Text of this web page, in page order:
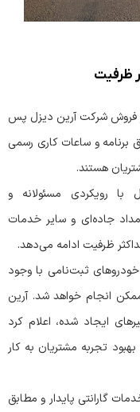
ظرفیت
فروش شرکت آرین دیزل پس
برنامه و ساعات کاری رسمی
هستند.
با رویکردی مسئولانه و
جاده‌ای و سایر خدمات
ظرفیت ادامه می‌دهد.
ثبت‌نامی با وجود
انجام خواهد شد. آرین
ایجاد شده، اعلام کرد
تجربه مشتریان به کار
گارانتی پایدار و مطابق